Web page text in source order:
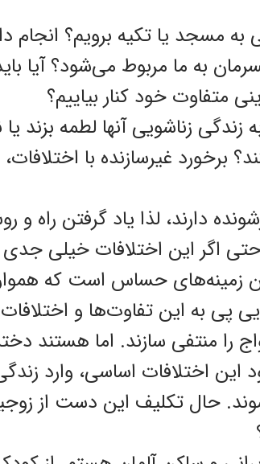
به مسجد یا تکیه برویم؟ انجام
به ما مربوط می‌شود؟ آیا
متفاوت خود کنار بیاییم؟
زناشویی آنها لطمه بزند یا
برخورد غیرسازنده با
دارند، لذا یاد گرفتن راه
اگر ‌این اختلافات خیلی
زمینه‌های حساس است که
پی به ‌این تفاوت‌ها و
را منتفی سازند. اما هستند
‌این اختلافات اساسی، وارد
حال تکلیف ‌این دست از